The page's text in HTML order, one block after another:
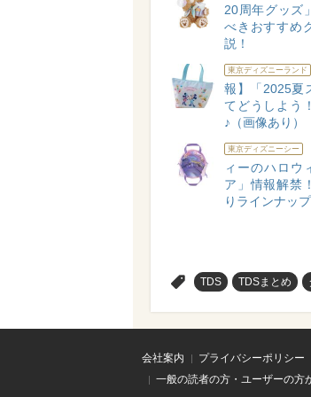
20周年グッズ
べきおすすめ
説！
東京ディズニーランド
報】「2025夏
てどうしよう
♪（画像あり）
東京ディズニーシー
ィーのハロウ
ア」情報解禁
りラインナッ
TDS TDSまとめ
会社案内 プライバシーポリシー
一般の読者の方・ユーザーの方